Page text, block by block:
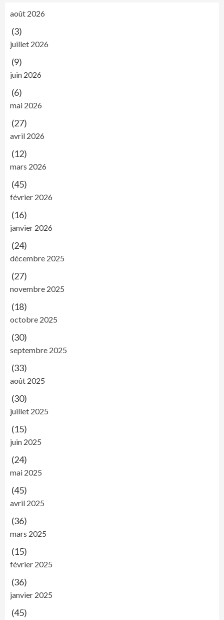
août 2026
(3)
juillet 2026
(9)
juin 2026
(6)
mai 2026
(27)
avril 2026
(12)
mars 2026
(45)
février 2026
(16)
janvier 2026
(24)
décembre 2025
(27)
novembre 2025
(18)
octobre 2025
(30)
septembre 2025
(33)
août 2025
(30)
juillet 2025
(15)
juin 2025
(24)
mai 2025
(45)
avril 2025
(36)
mars 2025
(15)
février 2025
(36)
janvier 2025
(45)